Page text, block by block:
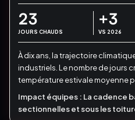
23
JOURS CHAUDS
+3
VS 2026
À dix ans, la trajectoire
industriels. Le nombre de jours
température estivale moyenne
Impact équipes : La cadence
sectionnelles et sous les